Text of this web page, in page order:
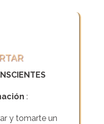
:
y tomarte un